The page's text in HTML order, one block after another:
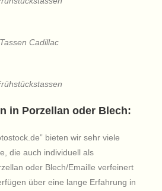
Tassen Cadillac
in Porzellan oder Blech:
bieten wir sehr viele
die auch individuell als
oder Blech/Emaille verfeinert
über eine lange Erfahrung in